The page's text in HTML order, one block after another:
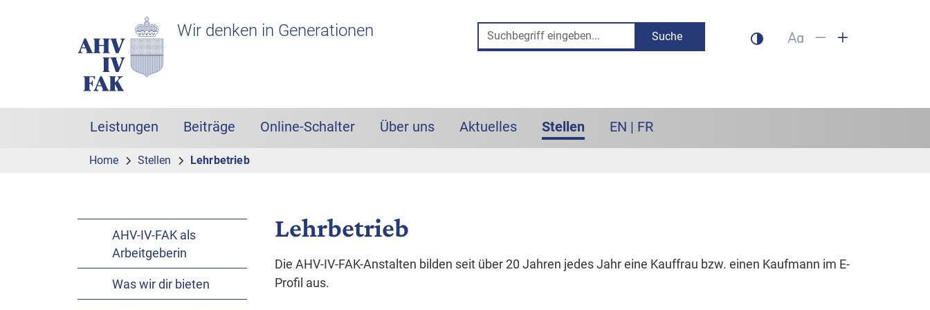
Headerbereich mit Logo und Such-Box
Wir denken in Generationen Suche
Hauptnavigation
Leistungen Beiträge Online-Schalter Über uns Aktuelles
Stellen
(aktiv)
EN | FR
Home Stellen Lehrbetrieb
AHV-IV-FAK als
Arbeitgeberin
Was wir dir bieten
Lehrbetrieb
Die AHV-IV-FAK-Anstalten bilden seit über 20 Jahren jedes Jahr eine Kauffrau bzw. einen Kaufmann im E-
Profil aus.